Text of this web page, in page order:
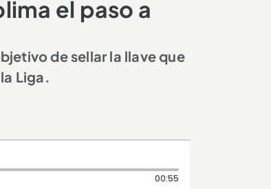
el paso a
de sellar la llave que
Liga.
00:55Duración: 55 segundos